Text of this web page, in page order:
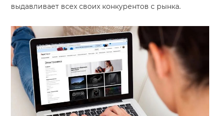
Повышение конверсии сайтов
Акции
Проекты
Блог
Контакты
выдавливает всех своих конкурентов с рынка.